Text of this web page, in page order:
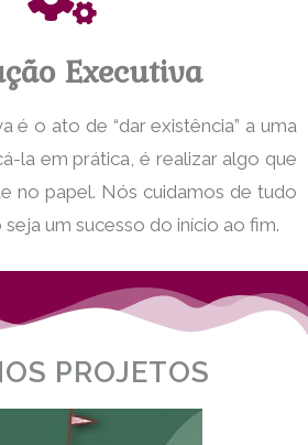
Executiva
é o ato de “dar existência” a uma
la em prática, é realizar algo que
no papel. Nós cuidamos de tudo
um sucesso do início ao fim.
PROJETOS